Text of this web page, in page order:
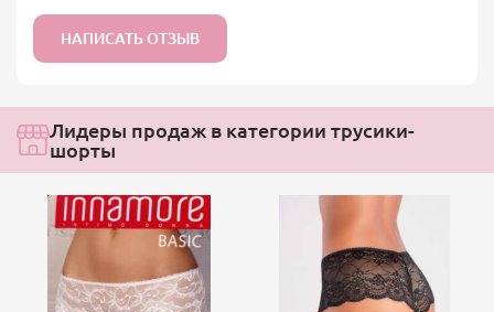
НАПИСАТЬ ОТЗЫВ
Лидеры продаж в категории трусики-
шорты